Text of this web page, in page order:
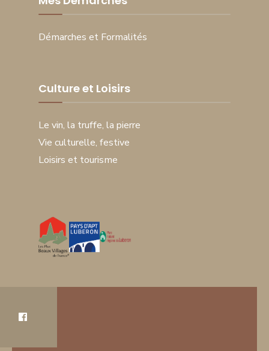
Démarches et Formalités
Culture et Loisirs
Le vin, la truffe, la pierre
Vie culturelle, festive
Loisirs et tourisme